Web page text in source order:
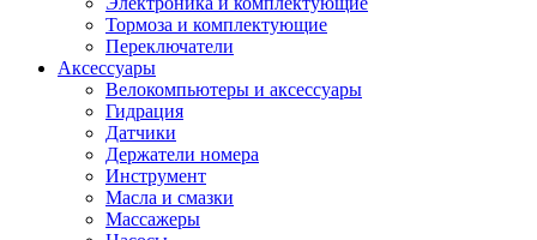
Тормоза и комплектующие
Переключатели
Аксессуары
Велокомпьютеры и аксессуары
Гидрация
Датчики
Держатели номера
Инструмент
Масла и смазки
Массажеры